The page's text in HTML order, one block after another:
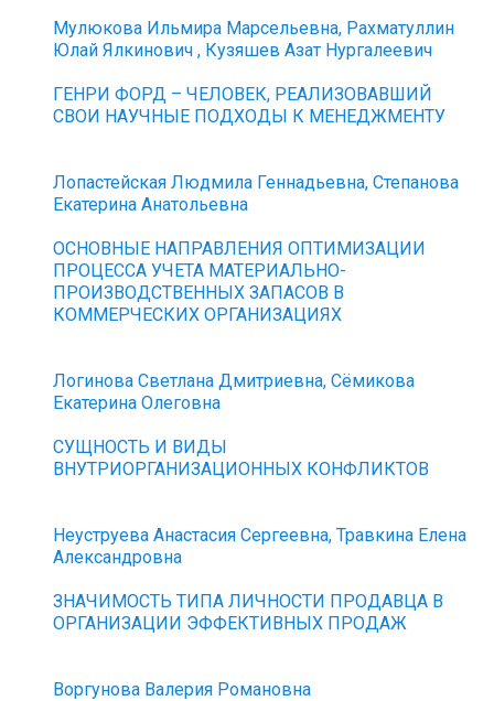
Мулюкова Ильмира Марсельевна, Рахматуллин
Юлай Ялкинович , Кузяшев Азат Нургалеевич
ГЕНРИ ФОРД – ЧЕЛОВЕК, РЕАЛИЗОВАВШИЙ
СВОИ НАУЧНЫЕ ПОДХОДЫ К МЕНЕДЖМЕНТУ
Лопастейская Людмила Геннадьевна, Степанова
Екатерина Анатольевна
ОСНОВНЫЕ НАПРАВЛЕНИЯ ОПТИМИЗАЦИИ
ПРОЦЕССА УЧЕТА МАТЕРИАЛЬНО-
ПРОИЗВОДСТВЕННЫХ ЗАПАСОВ В
КОММЕРЧЕСКИХ ОРГАНИЗАЦИЯХ
Логинова Светлана Дмитриевна, Сёмикова
Екатерина Олеговна
СУЩНОСТЬ И ВИДЫ
ВНУТРИОРГАНИЗАЦИОННЫХ КОНФЛИКТОВ
Неуструева Анастасия Сергеевна, Травкина Елена
Александровна
ЗНАЧИМОСТЬ ТИПА ЛИЧНОСТИ ПРОДАВЦА В
ОРГАНИЗАЦИИ ЭФФЕКТИВНЫХ ПРОДАЖ
Воргунова Валерия Романовна